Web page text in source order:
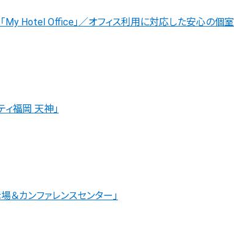
My Hotel Office」／オフィス利用に対応した安心の個室
福岡 天神」
カンファレンスセンター」